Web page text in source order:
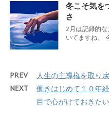
冬こそ気を
さ
2月は記録的
いてますね。
PREV 人生の主導権を取り
NEXT
働きはじめて１０年
目で心がけておきた